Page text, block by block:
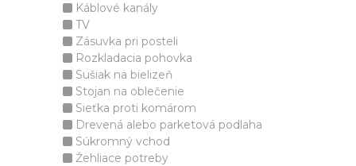
Káblové kanály
TV
Zásuvka pri posteli
Rozkladacia pohovka
Sušiak na bielizeň
Stojan na oblečenie
Sieťka proti komárom
Drevená alebo parketová podlaha
Súkromný vchod
Žehliace potreby